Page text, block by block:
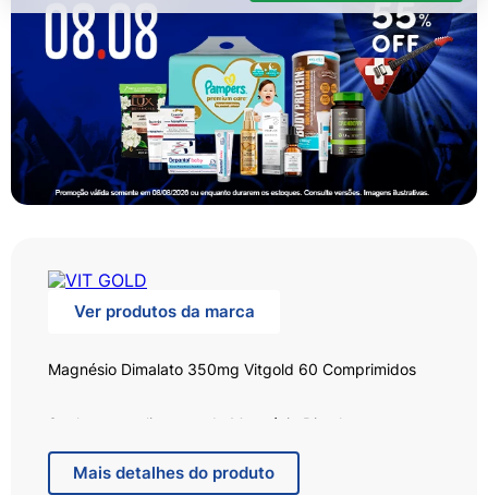
Ver produtos da marca
Magnésio Dimalato 350mg Vitgold 60 Comprimidos
Suplemento alimentar de Magnésio Dimalato em
O magnésio auxilia na formação de ossos e dentes.
Mais detalhes do produto